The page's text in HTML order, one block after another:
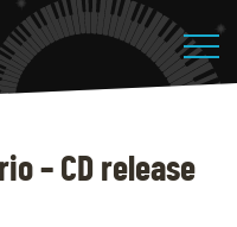
– CD release